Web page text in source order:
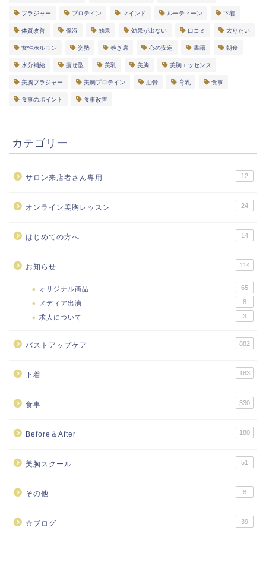
ブラジャー プロテイン マインド ルーティーン 下着
体質改善 保湿 効果 効果が出ない 口コミ 太りたい
女性ホルモン 姿勢 巻き肩 心の安定 書籍 朝食
水分補給 痩せ型 美乳 美胸 美胸エッセンス
美胸ブラジャー 美胸プロテイン 肋骨 育乳 食事
食事のポイント 食事改善
カテゴリー
サロン来店者さん専用 12
オンライン美胸レッスン 24
はじめての方へ 14
お知らせ 114
オリジナル商品 65
メディア出演 8
求人について 3
バストアップケア 882
下着 183
食事 330
Before＆After 180
美胸スクール 51
その他 8
☆ブログ 39